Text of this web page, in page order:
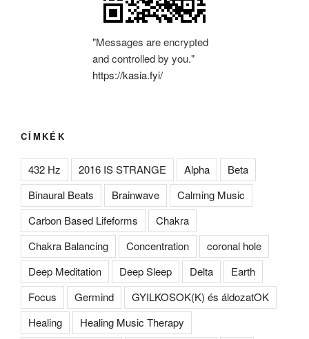
"Messages are encrypted
and controlled by you."
https://kasia.fyi/
CÍMKÉK
432 Hz 2016 IS STRANGE Alpha
Beta
Binaural Beats
Brainwave
Calming Music
Carbon Based Lifeforms
Chakra
Chakra Balancing
Concentration
coronal hole
Deep Meditation
Deep Sleep Delta
Earth
Focus
Germind
GYILKOSOK(K) és áldozatOK
Healing
Healing Music Therapy